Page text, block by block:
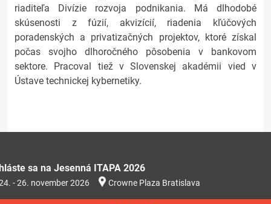
riaditeľa Divízie rozvoja podnikania. Má dlhodobé
skúsenosti z fúzií, akvizícií, riadenia kľúčových
poradenských a privatizačných projektov, ktoré získal
počas svojho dlhoročného pôsobenia v bankovom
sektore. Pracoval tiež v Slovenskej akadémii vied v
Ústave technickej kybernetiky.
sa na Jesenná ITAPA 2026
- 26. november 2026 Crowne Plaza Bratislava